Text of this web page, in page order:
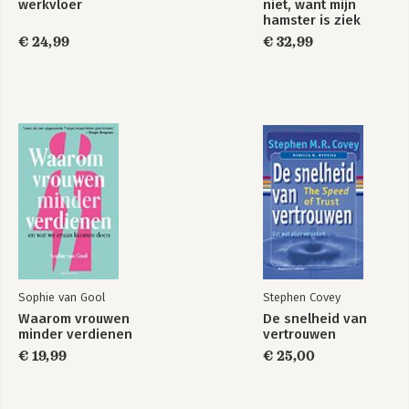
3: All the Fish in the Sea
-Personas: Create a Real Customer
-Choosing a Market Segment
-Work to Do
-Notes
4: Wading in the Value Stream
-Articulating the Value Stream
-About Value Streams
-Value Stream Discovery
-Work to Do
-Notes
5: Core Lean Entrepreneur
-The 3 Es: Empathy, Experiments, Evidence
werkvloer
€ 24,99
niet, want mijn
hamster is ziek
€ 32,99
Sophie van Gool
Waarom vrouwen
minder verdienen
€ 19,99
Stephen Covey
De snelheid van
vertrouwen
€ 25,00